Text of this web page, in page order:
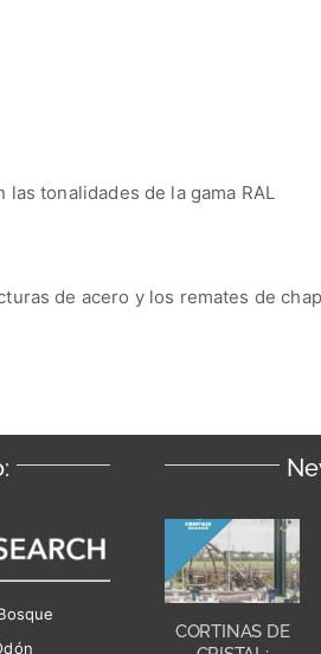
tonalidades de la gama RAL
de acero y los remates de
CORTINAS DE